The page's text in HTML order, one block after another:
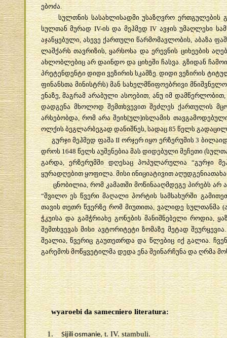
ებოძა.
სულთნის სასახლისადმი უსაზღვრო ერთგულების
სულთან მურადIV-ის და მეჰმედIV ავჯის უმაღლესი
აჯანყებული,ასევე ქართული წარმომავლობის,აბაზა
ლაშქარს თავრიზის,ყარსოსა და ერევნის ციხეების
ახლობლებიც არ დაინდო და ციხეში ჩასვა.გზიდან
პრეტენდენტი დიდი ვეზირის სკამზე.დიდი ვეზირის
ფინანსთა მინისტრს)მან სახელმწიფოებრივი
ენაზე,მაგრამ არაბული ასოებით,ანუ იმ დამწერლობით
დადგენა მხოლოდ შემთხვევით შეძლეს ქართულის
არსებობდა,რომ არა შეიხ[ულ]ისლამის
ოლქის ბეგლარბეგად დანიშნეს,სადაც85წელს
გურჯი მეჰმედ ფაშაIIორჯერ იყო ერზერუმის3
დროს1648წელს აუშენებია მას დიდებული მეჩეთი(
გარდა, ერზერუმში დღესაც პოპულარულია“გურჯი
ყურადღებით ყოფილა. მისი ინიციატივით
ცნობილია,რომ კამათში მოწინააღმდეგე პირებს არ
“შვილო ეს წვერი მაღალი პორტის სამსახურში
თავის თეთრ წვერზე რომ მიუთითა,ვალიდე სულთანმა(
ჭკუისა და გამჭრიახე გონების მანიშნებელი როდია,
შემთხვევას მისი ავტორიტეტი ზომაზე მეტად შეურყევია
შეალია,წვერიც გაუთეთრდა და წლებიც იქ გალია.
გარემოს მოწყვეტილმა დედა ენა შეინარჩუნა და ღრმა
wyaroebi da samecniero literatura:
1. Sijili osmanie,t. IV. stambuli.